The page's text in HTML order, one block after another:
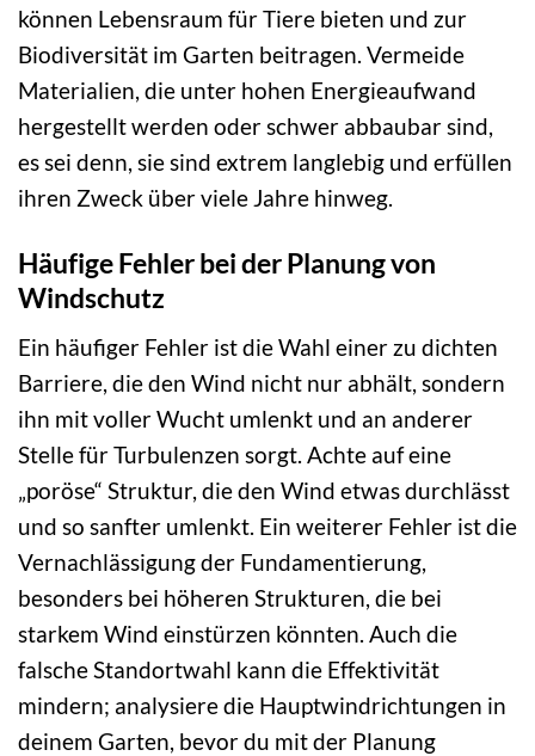
können Lebensraum für Tiere bieten und zur
Biodiversität im Garten beitragen. Vermeide
Materialien, die unter hohen Energieaufwand
hergestellt werden oder schwer abbaubar sind,
es sei denn, sie sind extrem langlebig und erfüllen
ihren Zweck über viele Jahre hinweg.
Häufige Fehler bei der Planung von
Windschutz
Ein häufiger Fehler ist die Wahl einer zu dichten
Barriere, die den Wind nicht nur abhält, sondern
ihn mit voller Wucht umlenkt und an anderer
Stelle für Turbulenzen sorgt. Achte auf eine
„poröse“ Struktur, die den Wind etwas durchlässt
und so sanfter umlenkt. Ein weiterer Fehler ist die
Vernachlässigung der Fundamentierung,
besonders bei höheren Strukturen, die bei
starkem Wind einstürzen könnten. Auch die
falsche Standortwahl kann die Effektivität
mindern; analysiere die Hauptwindrichtungen in
deinem Garten, bevor du mit der Planung